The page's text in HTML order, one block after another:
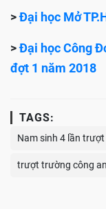
>Đại học Mở
>Đại học Công
đợt 1 năm 2018
TAGS:
Nam sinh 4 lần
trượt trường công an